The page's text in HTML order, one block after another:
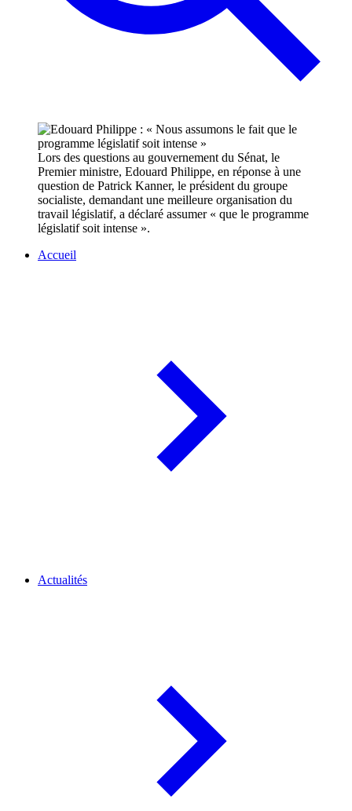
Lors des questions au gouvernement du Sénat, le
Premier ministre, Edouard Philippe, en réponse à une
question de Patrick Kanner, le président du groupe
socialiste, demandant une meilleure organisation du
travail législatif, a déclaré assumer « que le programme
législatif soit intense ».
Accueil
Actualités